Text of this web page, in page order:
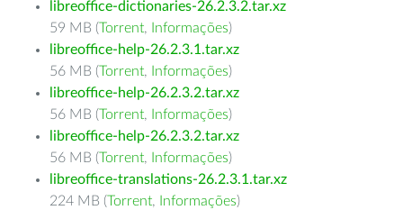
libreoffice-dictionaries-26.2.3.2.tar.xz
59 MB (Torrent, Informações)
libreoffice-help-26.2.3.1.tar.xz
56 MB (Torrent, Informações)
libreoffice-help-26.2.3.2.tar.xz
56 MB (Torrent, Informações)
libreoffice-help-26.2.3.2.tar.xz
56 MB (Torrent, Informações)
libreoffice-translations-26.2.3.1.tar.xz
224 MB (Torrent, Informações)